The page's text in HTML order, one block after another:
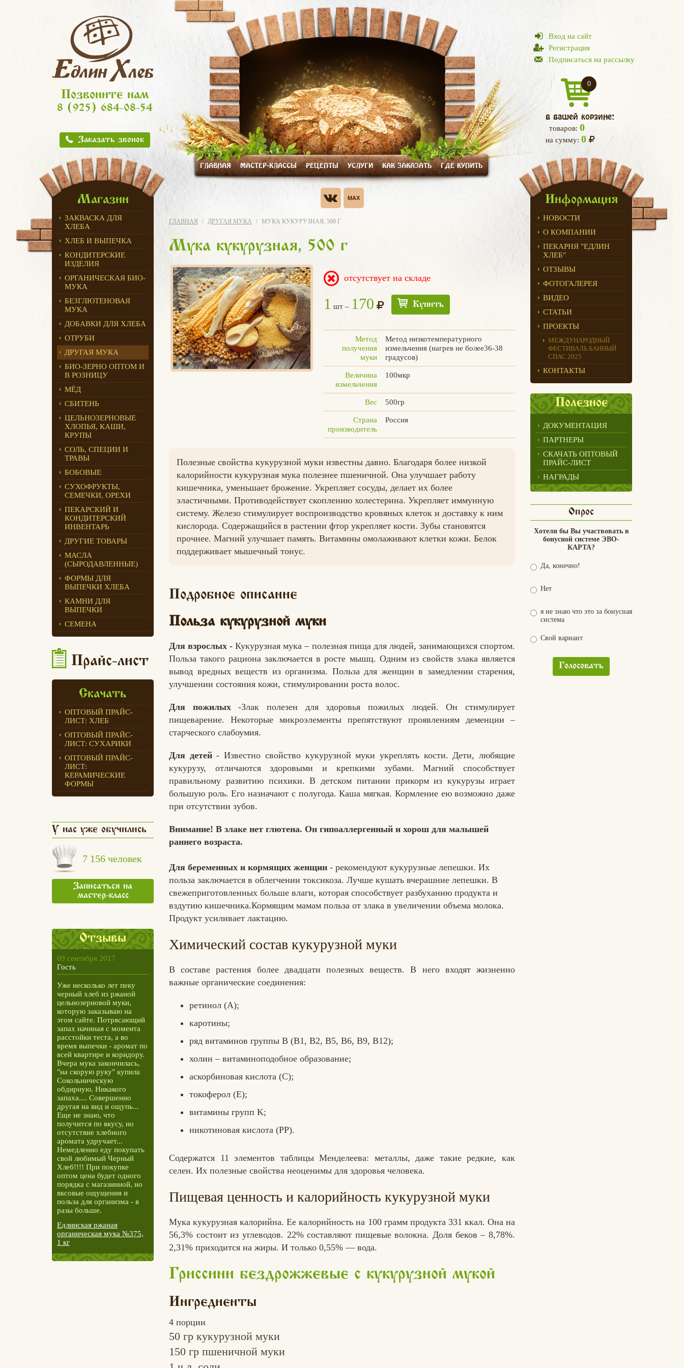
Едлин Хлеб
Позвоните нам
8 (925) 684-08-54
Заказать звонок
Вход на сайт
Регистрация
Подписаться на рассылку
0
в вашей корзине:
товаров: 0
на сумму: 0
ГЛАВНАЯ МАСТЕР-КЛАССЫ РЕЦЕПТЫ УСЛУГИ КАК ЗАКАЗАТЬ ГДЕ КУПИТЬ
Магазин
ЗАКВАСКА ДЛЯ
ХЛЕБА
ХЛЕБ И ВЫПЕЧКА
КОНДИТЕРСКИЕ
ИЗДЕЛИЯ
ОРГАНИЧЕСКАЯ БИО-
МУКА
БЕЗГЛЮТЕНОВАЯ
МУКА
ДОБАВКИ ДЛЯ ХЛЕБА
ОТРУБИ
ДРУГАЯ МУКА
БИО-ЗЕРНО ОПТОМ И
В РОЗНИЦУ
МЁД
СБИТЕНЬ
ЦЕЛЬНОЗЕРНОВЫЕ
ХЛОПЬЯ, КАШИ,
КРУПЫ
СОЛЬ, СПЕЦИИ И
ТРАВЫ
БОБОВЫЕ
СУХОФРУКТЫ,
СЕМЕЧКИ, ОРЕХИ
ПЕКАРСКИЙ И
КОНДИТЕРСКИЙ
ИНВЕНТАРЬ
ДРУГИЕ ТОВАРЫ
МАСЛА
(СЫРОДАВЛЕННЫЕ)
ФОРМЫ ДЛЯ
ВЫПЕЧКИ ХЛЕБА
КАМНИ ДЛЯ
ВЫПЕЧКИ
СЕМЕНА
Прайс-лист
Скачать
ОПТОВЫЙ ПРАЙС-
ЛИСТ: ХЛЕБ
ОПТОВЫЙ ПРАЙС-
ЛИСТ: СУХАРИКИ
ОПТОВЫЙ ПРАЙС-
ЛИСТ:
КЕРАМИЧЕСКИЕ
ФОРМЫ
У нас уже обучились
7 156 человек
Записаться на
мастер-класс
Отзывы
09 сентября 2017
Гость
Уже несколько лет пеку
черный хлеб из ржаной
цельнозерновой муки,
которую заказываю на
этом сайте. Потрясающий
запах начиная с момента
расстойки теста, а во
время выпечки - аромат по
всей квартире и коридору.
Вчера мука закончилась,
"на скорую руку" купила
Сокольническую
обдирную. Никакого
запаха.... Совершенно
другая на вид и ощупь...
Еще не знаю, что
получится по вкусу, но
отсутствие хлебного
аромата удручает...
Немедленно еду покупать
свой любимый Черный
Хлеб!!!! При покупке
оптом цена будет одного
порядка с магазинной, но
вксовые ощущения и
польза для организма - в
разы больше.
Едлинская ржаная
органическая мука №375,
1 кг
Информация
НОВОСТИ
О КОМПАНИИ
ПЕКАРНЯ "ЕДЛИН
ХЛЕБ"
ОТЗЫВЫ
ФОТОГАЛЕРЕЯ
ВИДЕО
СТАТЬИ
ПРОЕКТЫ
МЕЖДУНАРОДНЫЙ
ФЕСТИВАЛЬ БАННЫЙ
СПАС 2025
КОНТАКТЫ
Полезное
ДОКУМЕНТАЦИЯ
ПАРТНЕРЫ
СКАЧАТЬ ОПТОВЫЙ
ПРАЙС-ЛИСТ
НАГРАДЫ
Опрос
Хотели бы Вы участвовать в
бонусной системе ЭВО-
КАРТА?
Да, конечно!
Нет
я не знаю что это за бонусная
система
Свой вариант
Голосовать
Вконтакте
Max
ГЛАВНАЯ ДРУГАЯ МУКА МУКА КУКУРУЗНАЯ, 500 Г
Мука кукурузная, 500 г
отсутствует на складе
1 шт – 170 Купить
Метод
получения
муки
Метод низкотемпературного
измельчения (нагрев не более36-38
градусов)
Величина
измельчения
100мкр
Вес 500гр
Страна
производитель
Россия
Полезные свойства кукурузной муки известны давно. Благодаря более низкой
калорийности кукурузная мука полезнее пшеничной. Она улучшает работу
кишечника, уменьшает брожение. Укрепляет сосуды, делает их более
эластичными. Противодействует скоплению холестерина. Укрепляет иммунную
систему. Железо стимулирует воспроизводство кровяных клеток и доставку к ним
кислорода. Содержащийся в растении фтор укрепляет кости. Зубы становятся
прочнее. Магний улучшает память. Витамины омолаживают клетки кожи. Белок
поддерживает мышечный тонус.
Подробное описание
Польза кукурузной муки
Для взрослых -Кукурузная мука – полезная пища для людей, занимающихся спортом.
Польза такого рациона заключается в росте мышц. Одним из свойств злака является
вывод вредных веществ из организма. Польза для женщин в замедлении старения,
улучшении состояния кожи, стимулировании роста волос.
Для пожилых-Злак полезен для здоровья пожилых людей. Он стимулирует
пищеварение. Некоторые микроэлементы препятствуют проявлениям деменции –
старческого слабоумия.
Для детей- Известно свойство кукурузной муки укреплять кости. Дети, любящие
кукурузу, отличаются здоровыми и крепкими зубами. Магний способствует
правильному развитию психики. В детском питании прикорм из кукурузы играет
большую роль. Его назначают с полугода. Каша мягкая. Кормление ею возможно даже
при отсутствии зубов.
Внимание! В злаке нет глютена. Он гипоаллергенный и хорош для малышей
раннего возраста.
Для беременных и кормящих женщин - рекомендуют кукурузные лепешки. Их
польза заключается в облегчении токсикоза. Лучше кушать вчерашние лепешки. В
свежеприготовленных больше влаги, которая способствует разбуханию продукта и
вздутию кишечника.Кормящим мамам польза от злака в увеличении объема молока.
Продукт усиливает лактацию.
Химический состав кукурузной муки
В составе растения более двадцати полезных веществ. В него входят жизненно
важные органические соединения:
ретинол (А);
каротины;
ряд витаминов группы B (B1, B2, B5, B6, B9, B12);
холин – витаминоподобное образование;
аскорбиновая кислота (C);
токоферол (E);
витамины групп K;
никотиновая кислота (PP).
Содержатся 11 элементов таблицы Менделеева: металлы, даже такие редкие, как
селен. Их полезные свойства неоценимы для здоровья человека.
Пищевая ценность и калорийность кукурузной муки
Мука кукурузная калорийна. Ее калорийность на 100 грамм продукта 331 ккал. Она на
56,3% состоит из углеводов. 22% составляют пищевые волокна. Доля беков – 8,78%.
2,31% приходится на жиры. И только 0,55% — вода.
Гриссини бездрожжевые с кукурузной мукой
Ингредиенты
4 порции
50 гр кукурузной муки
150 гр пшеничной муки